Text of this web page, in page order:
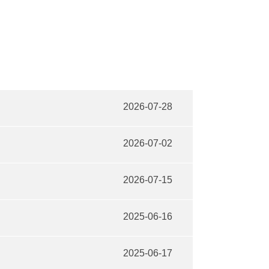
2026-07-28
2026-07-02
2026-07-15
2025-06-16
2025-06-17